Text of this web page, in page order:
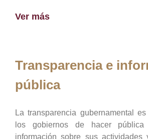
Ver más
Transparencia e
pública
La transparencia gubernamental
los gobiernos de hacer
información sobre sus actividades